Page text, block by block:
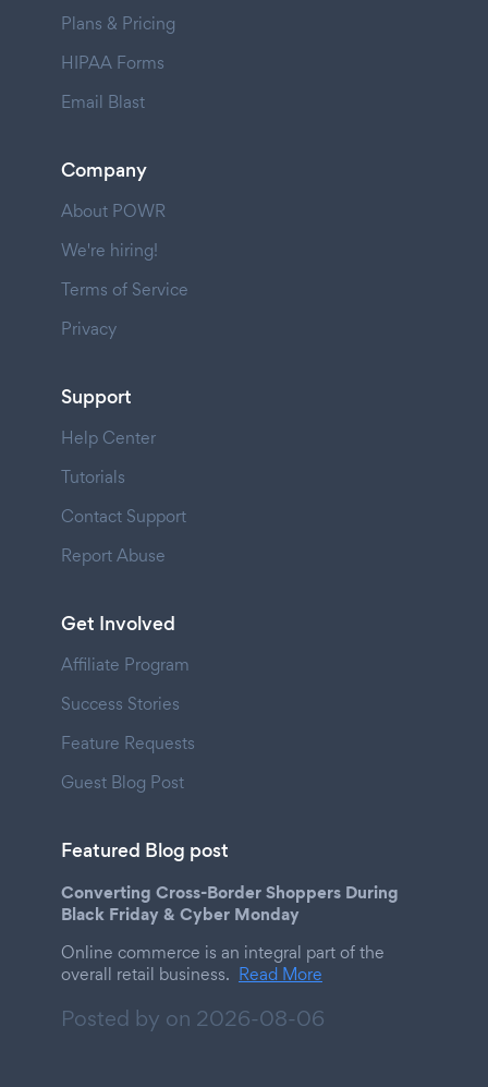
Plans & Pricing
HIPAA Forms
Email Blast
Company
About POWR
We're hiring!
Terms of Service
Privacy
Support
Help Center
Tutorials
Contact Support
Report Abuse
Get Involved
Affiliate Program
Success Stories
Feature Requests
Guest Blog Post
Featured Blog post
Converting Cross-Border Shoppers During
Black Friday & Cyber Monday
Online commerce is an integral part of the
overall retail business. Read More
Posted by on 2026-08-06